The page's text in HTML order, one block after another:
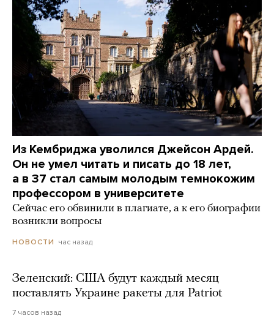
Из Кембриджа уволился Джейсон Ардей.
Он не умел читать и писать до 18 лет,
а в 37 стал самым молодым темнокожим
профессором в университете
Сейчас его обвинили в плагиате, а к его биографии
возникли вопросы
НОВОСТИ час назад
Зеленский: США будут каждый месяц
поставлять Украине ракеты для Patriot
7 часов назад